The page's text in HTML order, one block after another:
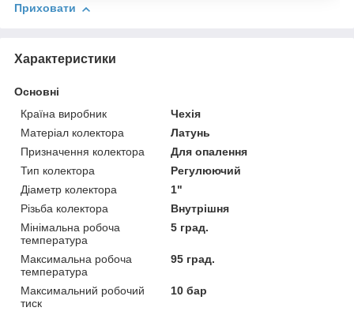
Приховати
Характеристики
Основні
Країна виробник
Чехія
Матеріал колектора
Латунь
Призначення колектора
Для опалення
Тип колектора
Регулюючий
Діаметр колектора
1"
Різьба колектора
Внутрішня
Мінімальна робоча
температура
5 град.
Максимальна робоча
температура
95 град.
Максимальний робочий
тиск
10 бар